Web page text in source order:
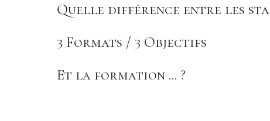
Quelle différence entre les
3 Formats / 3 Objectifs
Et la formation ... ?